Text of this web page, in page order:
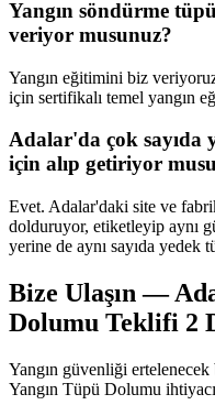
Yangın söndürme
veriyor musunuz?
Yangın eğitimini biz
için sertifikalı temel yangın
Adalar'da çok sayıda
için alıp getiriyor
Evet. Adalar'daki site ve
dolduruyor, etiketleyip aynı
yerine de aynı sayıda yedek
Bize Ulaşın —
Dolumu Teklifi 2
Yangın güvenliği
Yangın Tüpü Dolumu